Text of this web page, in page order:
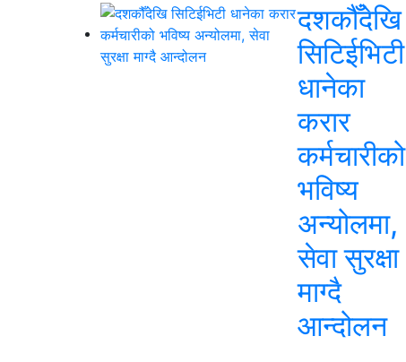
दशकौँदेखि
सिटिईभिटी
धानेका
करार
कर्मचारीको
भविष्य
अन्योलमा,
सेवा सुरक्षा
माग्दै
आन्दोलन